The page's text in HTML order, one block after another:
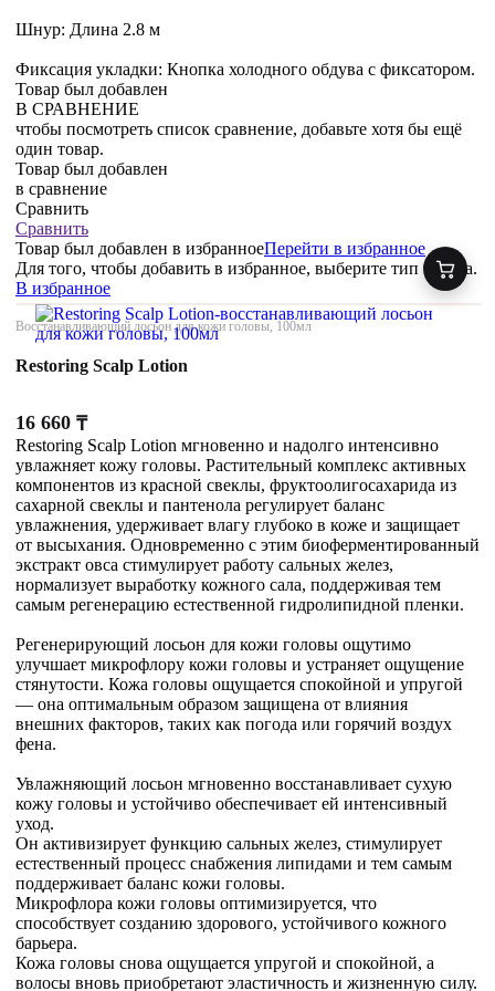
Шнур: Длина 2.8 м
Фиксация укладки: Кнопка холодного обдува с фиксатором.
Товар был добавлен
В СРАВНЕНИЕ
чтобы посмотреть список сравнение, добавьте хотя бы ещё
один товар.
Товар был добавлен
в сравнение
Сравнить
Сравнить
Товар был добавлен в избранноеПерейти в избранное
Для того, чтобы добавить в избранное, выберите тип товара.
В избранное
Восстанавливающий лосьон для кожи головы, 100мл
Restoring Scalp Lotion
16 660 ₸
Restoring Scalp Lotion мгновенно и надолго интенсивно
увлажняет кожу головы. Растительный комплекс активных
компонентов из красной свеклы, фруктоолигосахарида из
сахарной свеклы и пантенола регулирует баланс
увлажнения, удерживает влагу глубоко в коже и защищает
от высыхания. Одновременно с этим биоферментированный
экстракт овса стимулирует работу сальных желез,
нормализует выработку кожного сала, поддерживая тем
самым регенерацию естественной гидролипидной пленки.
Регенерирующий лосьон для кожи головы ощутимо
улучшает микрофлору кожи головы и устраняет ощущение
стянутости. Кожа головы ощущается спокойной и упругой
— она оптимальным образом защищена от влияния
внешних факторов, таких как погода или горячий воздух
фена.
Увлажняющий лосьон мгновенно восстанавливает сухую
кожу головы и устойчиво обеспечивает ей интенсивный
уход.
Он активизирует функцию сальных желез, стимулирует
естественный процесс снабжения липидами и тем самым
поддерживает баланс кожи головы.
Микрофлора кожи головы оптимизируется, что
способствует созданию здорового, устойчивого кожного
барьера.
Кожа головы снова ощущается упругой и спокойной, а
волосы вновь приобретают эластичность и жизненную силу.